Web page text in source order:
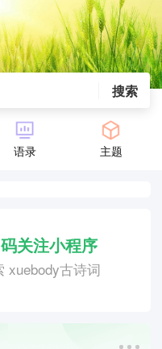
搜索
语录 主题
关注小程序
xuebody古诗词